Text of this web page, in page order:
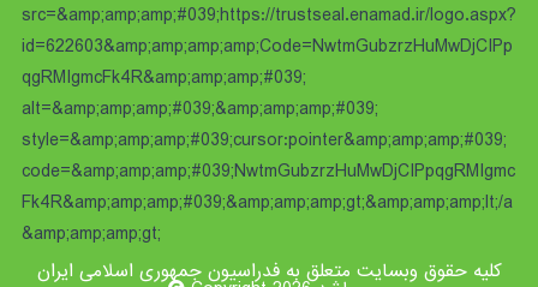
src=&amp;amp;amp;#039;https://trustseal.enamad.ir/logo.aspx?
id=622603&amp;amp;amp;amp;Code=NwtmGubzrzHuMwDjCIPp
qgRMIgmcFk4R&amp;amp;amp;#039;
alt=&amp;amp;amp;#039;&amp;amp;amp;#039;
style=&amp;amp;amp;#039;cursor:pointer&amp;amp;amp;#039;
code=&amp;amp;amp;#039;NwtmGubzrzHuMwDjCIPpqgRMIgmc
Fk4R&amp;amp;amp;#039;&amp;amp;amp;gt;&amp;amp;amp;lt;/a
&amp;amp;amp;gt;
کلیه حقوق وبسایت متعلق به فدراسیون جمهوری اسلامی ایران